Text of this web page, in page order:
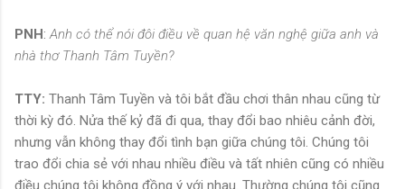
PNH: Anh có thể nói đôi điều về quan hệ văn nghệ giữa anh và
nhà thơ Thanh Tâm Tuyền?
TTY: Thanh Tâm Tuyền và tôi bắt đầu chơi thân nhau cũng từ
thời kỳ đó. Nửa thế kỷ đã đi qua, thay đổi bao nhiêu cảnh đời,
nhưng vẫn không thay đổi tình bạn giữa chúng tôi. Chúng tôi
trao đổi chia sẻ với nhau nhiều điều và tất nhiên cũng có nhiều
điều chúng tôi không đồng ý với nhau. Thường chúng tôi cũng